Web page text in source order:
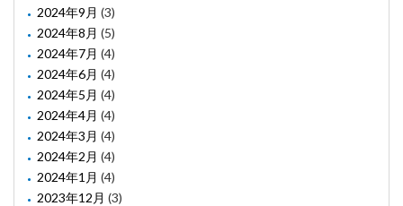
2024年9月 (3)
2024年8月 (5)
2024年7月 (4)
2024年6月 (4)
2024年5月 (4)
2024年4月 (4)
2024年3月 (4)
2024年2月 (4)
2024年1月 (4)
2023年12月 (3)